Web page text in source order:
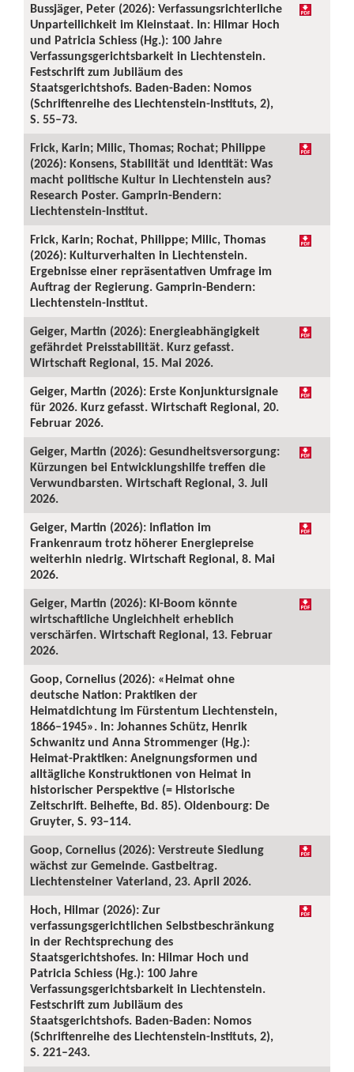
Bussjäger, Peter (2026): Verfassungsrichterliche
Unparteilichkeit im Kleinstaat. In: Hilmar Hoch
und Patricia Schiess (Hg.): 100 Jahre
Verfassungsgerichtsbarkeit in Liechtenstein.
Festschrift zum Jubiläum des
Staatsgerichtshofs. Baden-Baden: Nomos
(Schriftenreihe des Liechtenstein-Instituts, 2),
S. 55–73.
Frick, Karin; Milic, Thomas; Rochat; Philippe
(2026): Konsens, Stabilität und Identität: Was
macht politische Kultur in Liechtenstein aus?
Research Poster. Gamprin-Bendern:
Liechtenstein-Institut.
Frick, Karin; Rochat, Philippe; Milic, Thomas
(2026): Kulturverhalten in Liechtenstein.
Ergebnisse einer repräsentativen Umfrage im
Auftrag der Regierung. Gamprin-Bendern:
Liechtenstein-Institut.
Geiger, Martin (2026): Energieabhängigkeit
gefährdet Preisstabilität. Kurz gefasst.
Wirtschaft Regional, 15. Mai 2026.
Geiger, Martin (2026): Erste Konjunktursignale
für 2026. Kurz gefasst. Wirtschaft Regional, 20.
Februar 2026.
Geiger, Martin (2026): Gesundheitsversorgung:
Kürzungen bei Entwicklungshilfe treffen die
Verwundbarsten. Wirtschaft Regional, 3. Juli
2026.
Geiger, Martin (2026): Inflation im
Frankenraum trotz höherer Energiepreise
weiterhin niedrig. Wirtschaft Regional, 8. Mai
2026.
Geiger, Martin (2026): KI-Boom könnte
wirtschaftliche Ungleichheit erheblich
verschärfen. Wirtschaft Regional, 13. Februar
2026.
Goop, Cornelius (2026): «Heimat ohne
deutsche Nation: Praktiken der
Heimatdichtung im Fürstentum Liechtenstein,
1866–1945». In: Johannes Schütz, Henrik
Schwanitz und Anna Strommenger (Hg.):
Heimat-Praktiken: Aneignungsformen und
alltägliche Konstruktionen von Heimat in
historischer Perspektive (= Historische
Zeitschrift. Beihefte, Bd. 85). Oldenbourg: De
Gruyter, S. 93–114.
Goop, Cornelius (2026): Verstreute Siedlung
wächst zur Gemeinde. Gastbeitrag.
Liechtensteiner Vaterland, 23. April 2026.
Hoch, Hilmar (2026): Zur
verfassungsgerichtlichen Selbstbeschränkung
in der Rechtsprechung des
Staatsgerichtshofes. In: Hilmar Hoch und
Patricia Schiess (Hg.): 100 Jahre
Verfassungsgerichtsbarkeit in Liechtenstein.
Festschrift zum Jubiläum des
Staatsgerichtshofs. Baden-Baden: Nomos
(Schriftenreihe des Liechtenstein-Instituts, 2),
S. 221–243.